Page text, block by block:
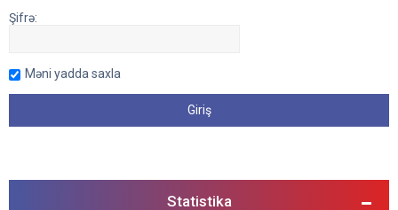
Şifrə:
Məni yadda saxla
Statistika